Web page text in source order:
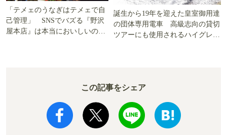
「テメェのうなぎはテメェで自
己管理」 SNSでバズる『野沢
屋本店』は本当においしいの
誕生から19年を迎えた皇室御用達
の団体専用電車 高級志向の貸切
ツアーにも使用されるハイグレー
この記事をシェア